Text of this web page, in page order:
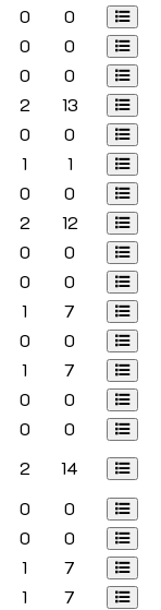
0
0
0
0
0
0
2
13
0
0
1
1
0
0
2
12
0
0
0
0
1
7
0
0
1
7
0
0
0
0
2
14
0
0
0
0
1
7
1
7